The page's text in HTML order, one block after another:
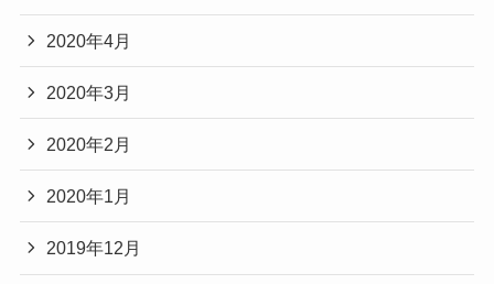
2020年4月
2020年3月
2020年2月
2020年1月
2019年12月